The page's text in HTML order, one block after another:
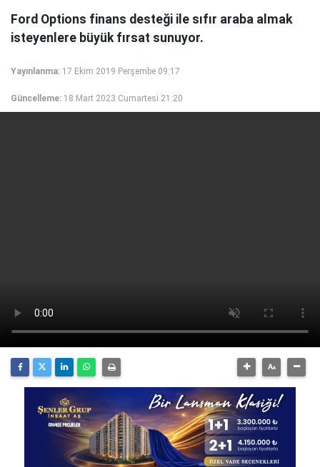
Ford Options finans desteği ile sıfır araba almak
isteyenlere büyük fırsat sunuyor.
Yayınlanma: 17 Ekim 2019 Perşembe 09:17
Güncelleme: 18 Mart 2023 Cumartesi 21:20